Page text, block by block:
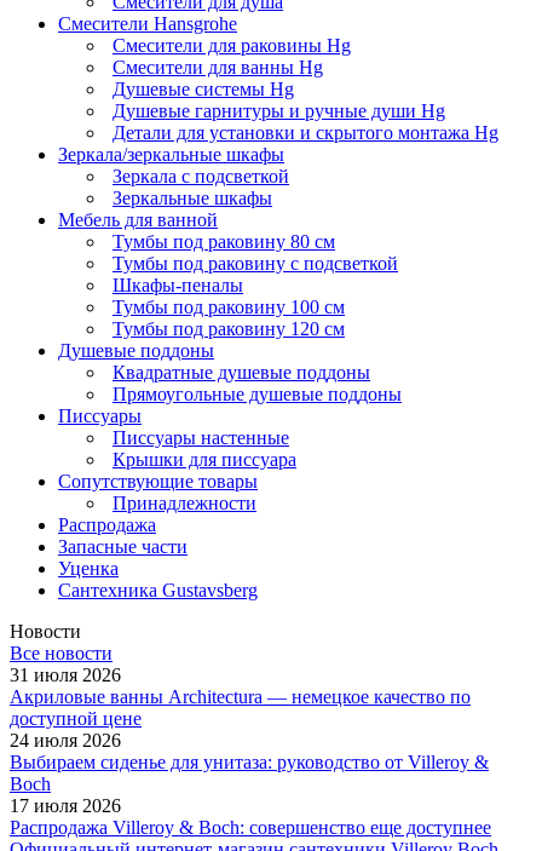
Смесители Hansgrohe
Смесители для раковины Hg
Смесители для ванны Hg
Душевые системы Hg
Душевые гарнитуры и ручные души Hg
Детали для установки и скрытого монтажа Hg
Зеркала/зеркальные шкафы
Зеркала с подсветкой
Зеркальные шкафы
Мебель для ванной
Тумбы под раковину 80 см
Тумбы под раковину с подсветкой
Шкафы-пеналы
Тумбы под раковину 100 см
Тумбы под раковину 120 см
Душевые поддоны
Квадратные душевые поддоны
Прямоугольные душевые поддоны
Писсуары
Писсуары настенные
Крышки для писсуара
Сопутствующие товары
Принадлежности
Распродажа
Запасные части
Уценка
Сантехника Gustavsberg
Новости
Все новости
31 июля 2026
Акриловые ванны Architectura — немецкое качество по
доступной цене
24 июля 2026
Выбираем сиденье для унитаза: руководство от Villeroy &
Boch
17 июля 2026
Распродажа Villeroy & Boch: совершенство еще доступнее